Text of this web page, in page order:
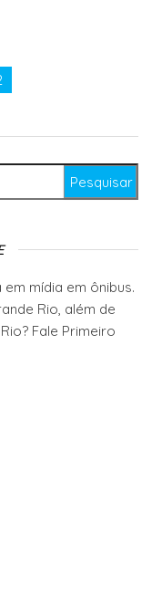
mídia em ônibus.
Rio, além de
Fale Primeiro